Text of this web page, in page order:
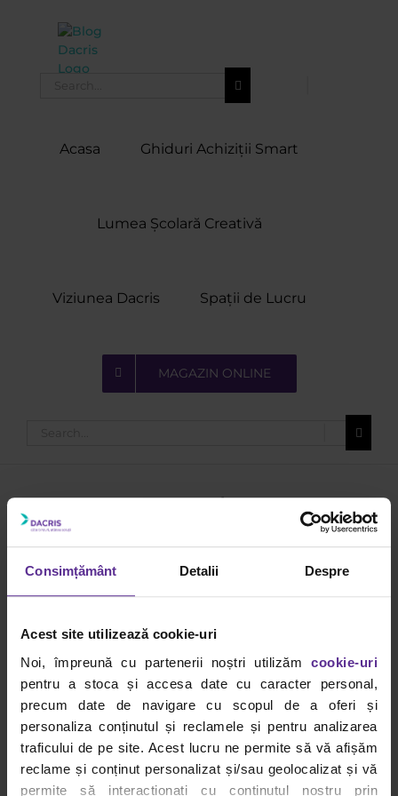
Consimțământ Detalii Despre
Acest site utilizează cookie-uri
Noi, împreună cu partenerii noștri utilizăm cookie-uri
pentru a stoca și accesa date cu caracter personal,
precum date de navigare cu scopul de a oferi și
personaliza conținutul și reclamele și pentru analizarea
traficului de pe site. Acest lucru ne permite să vă afișăm
reclame și conținut personalizat și/sau geolocalizat și vă
permite să interacționați cu conținutul nostru prin
Acasa Ghiduri Achiziții Smart
Lumea Școlară Creativă
Viziunea Dacris Spații de Lucru
MAGAZIN ONLINE
cerneala
noiembrie